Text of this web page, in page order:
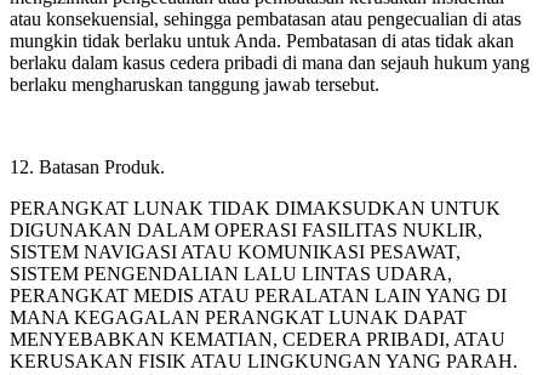
atau konsekuensial, sehingga pembatasan atau pengecualian di atas
mungkin tidak berlaku untuk Anda. Pembatasan di atas tidak akan
berlaku dalam kasus cedera pribadi di mana dan sejauh hukum yang
berlaku mengharuskan tanggung jawab tersebut.
12. Batasan Produk.
PERANGKAT LUNAK TIDAK DIMAKSUDKAN UNTUK
DIGUNAKAN DALAM OPERASI FASILITAS NUKLIR,
SISTEM NAVIGASI ATAU KOMUNIKASI PESAWAT,
SISTEM PENGENDALIAN LALU LINTAS UDARA,
PERANGKAT MEDIS ATAU PERALATAN LAIN YANG DI
MANA KEGAGALAN PERANGKAT LUNAK DAPAT
MENYEBABKAN KEMATIAN, CEDERA PRIBADI, ATAU
KERUSAKAN FISIK ATAU LINGKUNGAN YANG PARAH.